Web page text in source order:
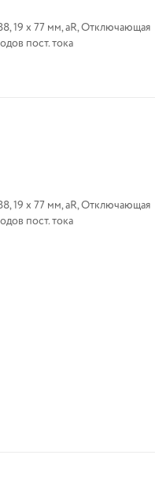
пост. тока
19 x 77 мм, aR, Отключающая
пост. тока